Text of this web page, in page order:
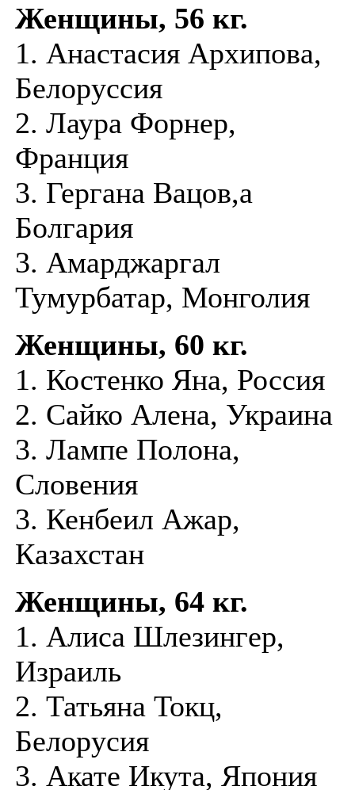
Женщины, 56 кг.
1. Анастасия Архипова,
Белоруссия
2. Лаура Форнер,
Франция
3. Гергана Вацов,а
Болгария
3. Амарджаргал
Тумурбатар, Монголия
Женщины, 60 кг.
1. Костенко Яна, Россия
2. Сайко Алена, Украина
3. Лампе Полона,
Словения
3. Кенбеил Ажар,
Казахстан
Женщины, 64 кг.
1. Алиса Шлезингер,
Израиль
2. Татьяна Токц,
Белорусия
3. Акате Икута, Япония